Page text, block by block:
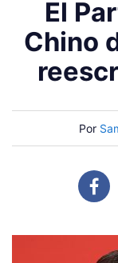
El
Chino
Por